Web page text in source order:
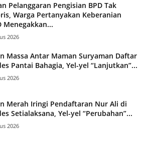
Pelanggaran Pengisian BPD Tak
Warga Pertanyakan Keberanian
Menegakkan...
2026
Massa Antar Maman Suryaman Daftar
Pantai Bahagia, Yel-yel “Lanjutkan”...
2026
Merah Iringi Pendaftaran Nur Ali di
Setialaksana, Yel-yel “Perubahan”...
2026